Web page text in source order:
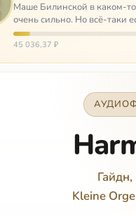
Маше Билинской в каком-
очень сильно. Но всё-таки
ходит, и от т…
45 036,37 ₽
Kleine